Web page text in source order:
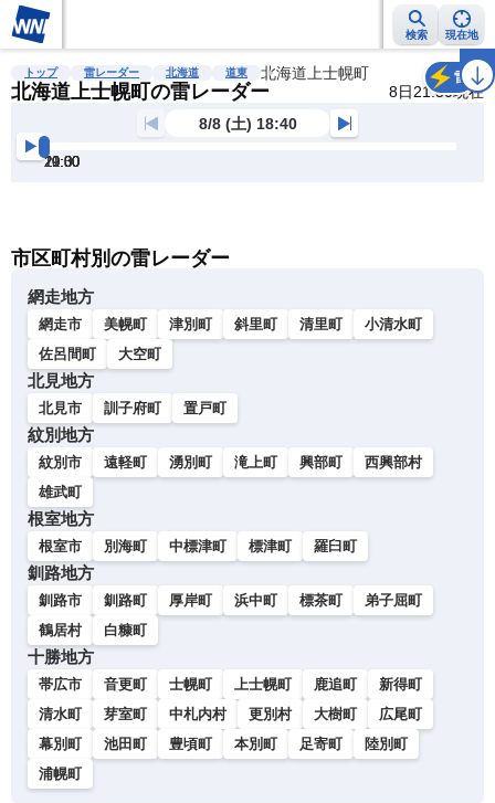
検索 現在地
雨雲レーダー 台風情報 地震情報 警報・注意報 2週間天気 ラ
トップ 雷レーダー 北海道 道東 北海道上士幌町
北海道上士幌町の雷レーダー 8日21:30現在
雷
8/8 (土) 18:40
19:00
19:30
20:00
20:30
21:00
21:30
市区町村別の雷レーダー
網走地方
網走市 美幌町 津別町 斜里町 清里町
小清水町
佐呂間町
大空町
北見地方
北見市 訓子府町 置戸町
紋別地方
紋別市 遠軽町 湧別町 滝上町 興部町
西興部村
雄武町
根室地方
根室市 別海町 中標津町 標津町 羅臼町
釧路地方
釧路市 釧路町 厚岸町 浜中町 標茶町
弟子屈町
鶴居村
白糠町
十勝地方
帯広市 音更町 士幌町 上士幌町 鹿追町
新得町
清水町
芽室町 中札内村 更別村 大樹町
広尾町
幕別町
池田町 豊頃町 本別町 足寄町
陸別町
浦幌町